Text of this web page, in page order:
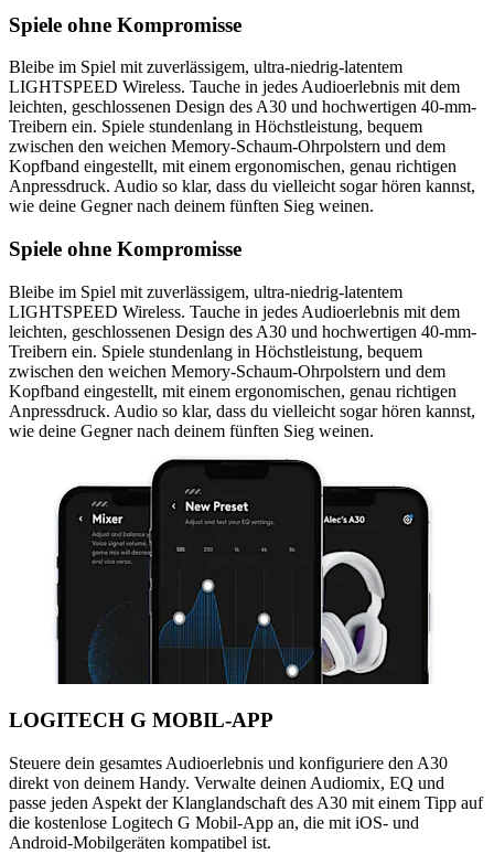
Spiele ohne Kompromisse
Bleibe im Spiel mit zuverlässigem, ultra-niedrig-latentem
LIGHTSPEED Wireless. Tauche in jedes Audioerlebnis mit dem
leichten, geschlossenen Design des A30 und hochwertigen 40-mm-
Treibern ein. Spiele stundenlang in Höchstleistung, bequem
zwischen den weichen Memory-Schaum-Ohrpolstern und dem
Kopfband eingestellt, mit einem ergonomischen, genau richtigen
Anpressdruck. Audio so klar, dass du vielleicht sogar hören kannst,
wie deine Gegner nach deinem fünften Sieg weinen.
Spiele ohne Kompromisse
Bleibe im Spiel mit zuverlässigem, ultra-niedrig-latentem
LIGHTSPEED Wireless. Tauche in jedes Audioerlebnis mit dem
leichten, geschlossenen Design des A30 und hochwertigen 40-mm-
Treibern ein. Spiele stundenlang in Höchstleistung, bequem
zwischen den weichen Memory-Schaum-Ohrpolstern und dem
Kopfband eingestellt, mit einem ergonomischen, genau richtigen
Anpressdruck. Audio so klar, dass du vielleicht sogar hören kannst,
wie deine Gegner nach deinem fünften Sieg weinen.
LOGITECH G MOBIL-APP
Steuere dein gesamtes Audioerlebnis und konfiguriere den A30
direkt von deinem Handy. Verwalte deinen Audiomix, EQ und
passe jeden Aspekt der Klanglandschaft des A30 mit einem Tipp auf
die kostenlose Logitech G Mobil-App an, die mit iOS- und
Android-Mobilgeräten kompatibel ist.